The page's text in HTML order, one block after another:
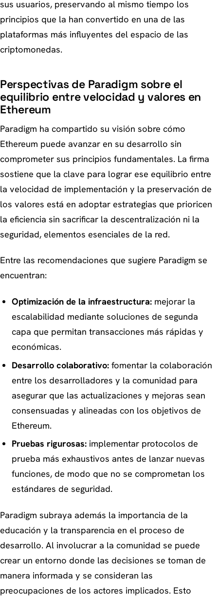
sus usuarios, preservando al mismo tiempo los
principios que la han convertido en una de las
plataformas más influyentes del espacio de las
criptomonedas.
Perspectivas de Paradigm sobre el
equilibrio entre velocidad y valores en
Ethereum
Paradigm ha compartido su visión sobre cómo
Ethereum puede avanzar en su desarrollo sin
comprometer sus principios fundamentales. La firma
sostiene que la clave para lograr ese equilibrio entre
la velocidad de implementación y la preservación de
los valores está en adoptar estrategias que prioricen
la eficiencia sin sacrificar la descentralización ni la
seguridad, elementos esenciales de la red.
Entre las recomendaciones que sugiere Paradigm se
encuentran:
Optimización de la infraestructura:mejorar la
escalabilidad mediante soluciones de segunda
capa que permitan transacciones más rápidas y
económicas.
Desarrollo colaborativo:fomentar la colaboración
entre los desarrolladores y la comunidad para
asegurar que las actualizaciones y mejoras sean
consensuadas y alineadas con los objetivos de
Ethereum.
Pruebas rigurosas:implementar protocolos de
prueba más exhaustivos antes de lanzar nuevas
funciones, de modo que no se comprometan los
estándares de seguridad.
Paradigm subraya además la importancia de la
educación y la transparencia en el proceso de
desarrollo. Al involucrar a la comunidad se puede
crear un entorno donde las decisiones se toman de
manera informada y se consideran las
preocupaciones de los actores implicados. Esto